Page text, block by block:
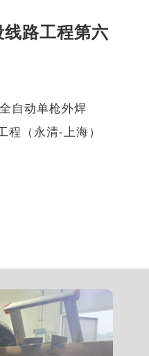
路工程第六
自动单枪外焊
（永清-上海）